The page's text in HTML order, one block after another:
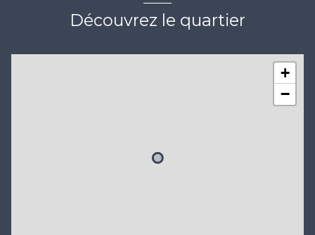
Découvrez le quartier
+
−